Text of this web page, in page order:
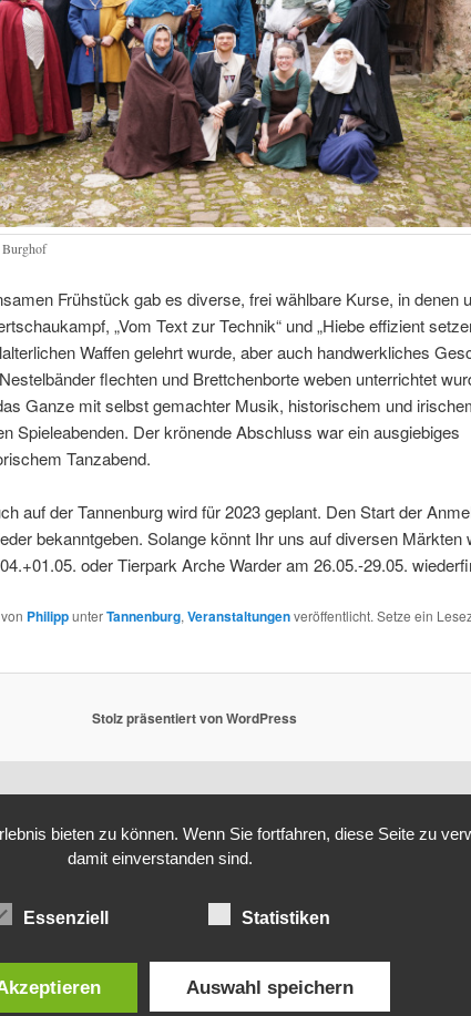
Frühstück gab es diverse, frei wählbare Kurse, in denen
„Vom Text zur Technik“ und „Hiebe effizient
Waffen gelehrt wurde, aber auch handwerkliches
flechten und Brettchenborte weben unterrichtet
Ganze mit selbst gemachter Musik, historischem und
Spieleabenden. Der krönende Abschluss war ein ausgiebiges
Tanzabend.
auf der Tannenburg wird für 2023 geplant. Den Start der
bekanntgeben. Solange könnt Ihr uns auf diversen Märkten
oder Tierpark Arche Warder am 26.05.-29.05.
PhilippunterTannenburg, Veranstaltungenveröffentlicht. Setze ein
Stolz präsentiert von WordPress
bieten zu können. Wenn Sie fortfahren, diese Seite zu
damit einverstanden sind.
Essenziell Statistiken
Auswahl speichern